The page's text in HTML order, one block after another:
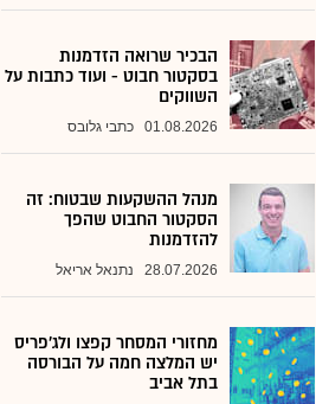
הבכיר שרואה הזדמנות
בסקטור חבוט - ועוד כתבות על
השווקים
01.08.2026 כתבי גלובס
מנהל ההשקעות שבטוח: זה
הסקטור החבוט שהפך
להזדמנות
28.07.2026 נתנאל אריאל
מחזורי המסחר קפצו ולג'פריס
יש המלצה חמה על הבורסה
בתל אביב